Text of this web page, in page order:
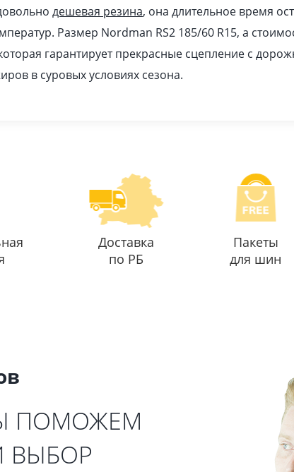
дешевая резина, она длительное время
Размер Nordman RS2 185/60 R15, а
гарантирует прекрасные сцепление с
в суровых условиях сезона.
Доставка
по РБ
Пакеты
для шин
ПОМОЖЕМ
ВЫБОР